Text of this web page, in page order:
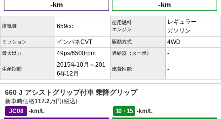
-km -km
排気量 659cc
使用燃料
エンジン
レギュラー
ガソリン
ミッション インパネCVT 駆動方式 4WD
最大出力 49ps/6500rpm 過給器（ターボ） -
生産期間
2015年10月～201
6年12月
燃費性能 -
660 J アシストグリップ付車 乗降グリップ
新車時価格117.2万円(税込)
JC08
-km/L 10・15
-km/L